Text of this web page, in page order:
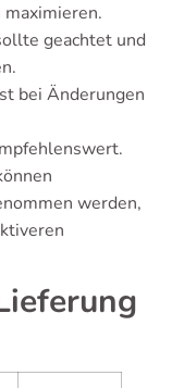
geachtet und
bei Änderungen
werden,